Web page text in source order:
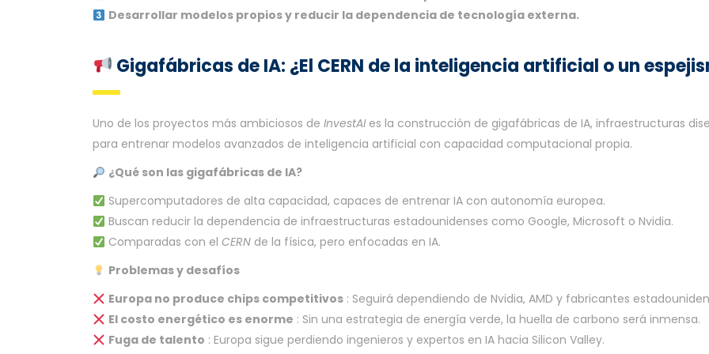
Desarrollar modelos propios y reducir la dependencia de tecnología externa.
Gigafábricas de IA: ¿El CERN de la inteligencia artificial o un
Uno de los proyectos más ambiciosos de InvestAIes la construcción de gigafábricas de IA, infraestructuras
para entrenar modelos avanzados de inteligencia artificial con capacidad computacional propia.
¿Qué son las gigafábricas de IA?
Supercomputadores de alta capacidad, capaces de entrenar IA con autonomía europea.
Buscan reducir la dependencia de infraestructuras estadounidenses como Google, Microsoft o Nvidia.
Comparadas con el CERNde la física, pero enfocadas en IA.
Problemas y desafíos
Europa no produce chips competitivos: Seguirá dependiendo de Nvidia, AMD y fabricantes
El costo energético es enorme : Sin una estrategia de energía verde, la huella de carbono será inmensa.
Fuga de talento : Europa sigue perdiendo ingenieros y expertos en IA hacia Silicon Valley.